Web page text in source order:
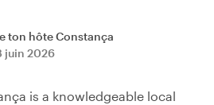
ton hôteConstança
juin 2026
is a knowledgeable local